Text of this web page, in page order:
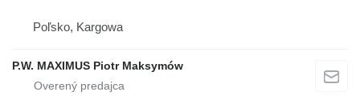
Poľsko, Kargowa
P.W. MAXIMUS Piotr Maksymów